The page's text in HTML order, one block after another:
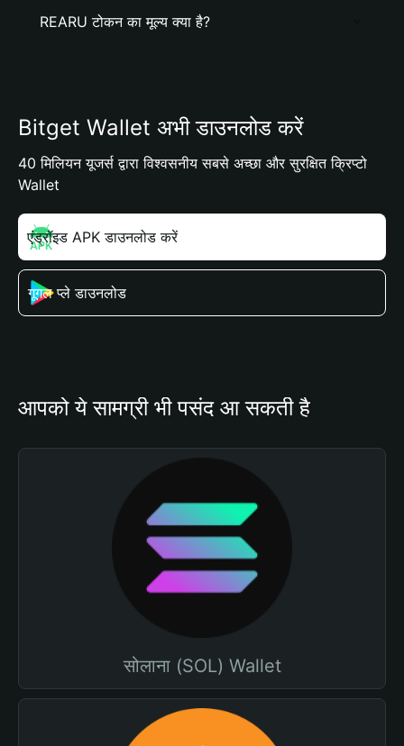
REARU टोकन का मूल्य क्या है?
Bitget Wallet अभी डाउनलोड करें
40 मिलियन यूजर्स द्वारा विश्वसनीय सबसे अच्छा और सुरक्षित क्रिप्टो
Wallet
एंड्रॉइड APK डाउनलोड करें
गूगल प्ले डाउनलोड
आपको ये सामग्री भी पसंद आ सकती है
सोलाना (SOL) Wallet